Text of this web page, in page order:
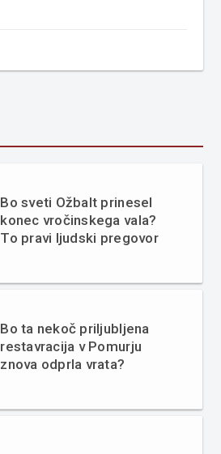
Bo sveti Ožbalt prinesel
konec vročinskega vala?
To pravi ljudski pregovor
Bo ta nekoč priljubljena
restavracija v Pomurju
znova odprla vrata?